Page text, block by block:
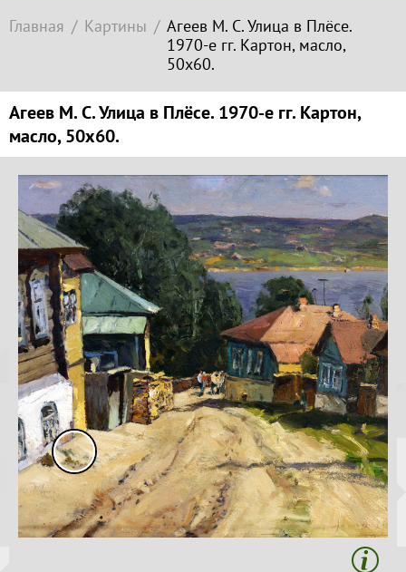
Главная Картины
Агеев М. С. Улица в Плёсе.
1970-е гг. Картон, масло,
50х60.
Агеев М. С. Улица в Плёсе. 1970-е гг. Картон,
масло, 50х60.
Копировать
Копируйте
координаты
места
Копировать
зарубежное
искусство
Локация
Гора
Левитана
Заречье
Набережная
Торговая
площадь
Верхний
Плёс
Волга и
левый берег
Время
года на
картине
Зима